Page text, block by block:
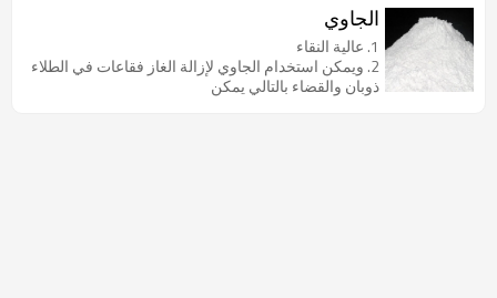
الجاوي
1. عالية النقاء
2. ويمكن استخدام الجاوي لإزالة الغاز فقاعات في الطلاء
ذوبان والقضاء بالتالي يمكن